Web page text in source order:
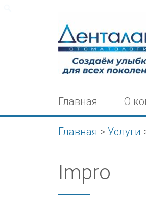
Главная О
Главная > Услуги
Impro